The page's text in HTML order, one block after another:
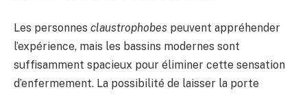
Les personnes claustrophobes peuvent appréhender
l’expérience, mais les bassins modernes sont
suffisamment spacieux pour éliminer cette sensation
d’enfermement. La possibilité de laisser la porte